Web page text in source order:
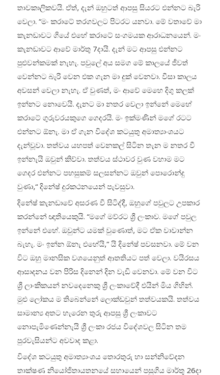
තාවකාලිකවයි. ඒත්, දැන් ඔහුටත් ආපසු සියරට එන්නට බැරි
වෙලා. “මං කරාටේ තරගවලට පිටරට යනවා. මේ වතාවේ මා
කැනඩාවට ගියේ එහේ කරාටේ සංගමයක ආරාධනයෙන්. මං
කැනඩාවට ආවේ මාර්තු 7දායි. දැන් මට ආපසු එන්නට
පුළුවන්කමක් නැහැ. පවුලේ අය සමග මේ කාලයේ ජීවත්
වෙන්නට බැරි වෙන එක ගැන මා දුක් වෙනවා. වීසා කාලය
අවසන් වෙලා නැහැ. ඒ වුණත්, මං ආවේ මෙහෙ දිගු කලක්
ඉන්නට නොවෙයි. දැනට මා නතර වෙලා ඉන්නේ මෙහේ
කරාටේ ගුරුවරයකුගෙ ගෙදරයි. මං ඉක්මණින් මගේ රටට
එන්නට ඕනැ. මා ඒ ගැන විදේශ කටයුතු අමාත්‍යාංශයට
දැන්වූවා. තත්වය යහපත් වෙනකල් සිටින තැන ම නතර වී
ඉන්නැයි ඔවුන් කිව්වා. තත්වය ස්ථාවර වුණ වහාම මට
ගෙදර එන්නට පහසුකම් සලසන්නට ඔවුන් පොරොන්දු
වුණා,“ දිනේෂ් දුරකථනයෙන් පැවසුවා.
දිනේෂ් කැනඩාවේ අසරණ වී සිටිද්දී, ඔහුගේ පවුලට උපකාර
කරන්නේ ඥාතියෙකුයි. “මගේ මව්රට ශ්‍රී ලංකාව. මගේ පවුල
ඉන්නේ එහේ. ඔවුන්ට යමක් වුණොත්, මට ඒක වාවාන්න
බැහැ. මං ඉන්න ඕනැ එහේයි,” යි දිනේෂ් පවසනවා. මේ වන
විට ඔහු මානසික වශයෙනුත් ආතතියට පත් වෙලා. වයිරසය
ආසාදනය වන පිරිස දිනෙන් දින වැඩි වෙනවා. මේ වන විට
ශ්‍රී ලාංකිකයන් නවදෙනෙකු ශ්‍රී ලංකාවේදී එයින් මිය ගිහින්.
මුළු ලෝකය ම තිබෙන්නේ ලොක්ඩවුන් තත්වයකයි. තත්වය
සාමාන්‍ය අතට හැරෙන තුරු ආපසු ශ්‍රී ලංකාවට
නොපැමිණෙන්නැයි ශ්‍රී ලංකා රජය විදේශවල සිටින තම
පුරවැසියන්ට අවවාද කළා.
විදේශ කටයුතු අමාත්‍යාංශය තොරතුරු හා සන්නිවේදන
තාක්ෂණ නියෝජිතායතනයේ සහායෙන් පසුගිය මාර්තු 26දා